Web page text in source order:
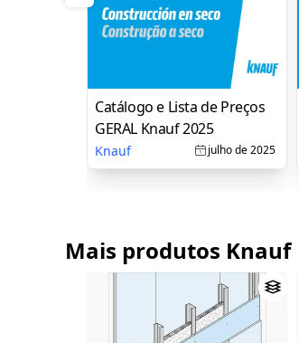
Catálogo e Lista de Preços
GERAL Knauf 2025
Knauf julho de 2025
Mais produtos Knauf